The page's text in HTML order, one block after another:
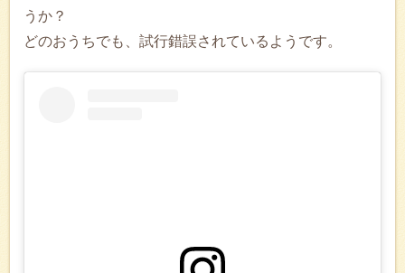
うか？
どのおうちでも、試行錯誤されているようです。